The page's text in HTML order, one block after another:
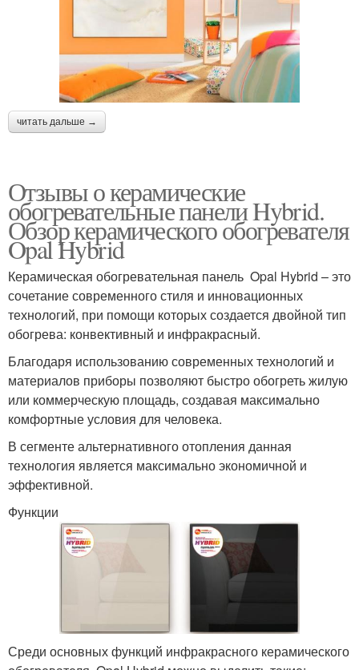
читать дальше →
Отзывы о керамические
обогревательные панели Hybrid.
Обзор керамического обогревателя
Opal Hybrid
Керамическая обогревательная панель Opal Hybrid – это
сочетание современного стиля и инновационных
технологий, при помощи которых создается двойной тип
обогрева: конвективный и инфракрасный.
Благодаря использованию современных технологий и
материалов приборы позволяют быстро обогреть жилую
или коммерческую площадь, создавая максимально
комфортные условия для человека.
В сегменте альтернативного отопления данная
технология является максимально экономичной и
эффективной.
Функции
Среди основных функций инфракрасного керамического